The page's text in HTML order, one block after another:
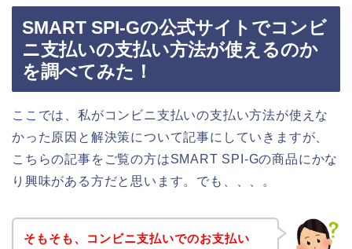
SMART SPI-Gの公式サイトでコンビ
ニ支払いの支払い方法が使えるのか
を調べてみた！
ここでは、私がコンビニ支払いの支払い方法が使えな
かった原因と解決策について記事にしていきますが、
こちらの記事をご覧の方はSMART SPI-Gの商品にかな
り興味がある方だと思います。でも、、、。
そもそも、コンビニ支払いでのお支払い